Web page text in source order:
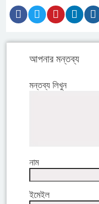
আপনার মন্তব্য
মন্তব্য লিখুন
নাম
ইমেইল